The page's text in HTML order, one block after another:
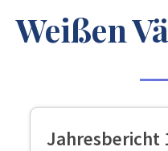
Weißen
Jahresbericht